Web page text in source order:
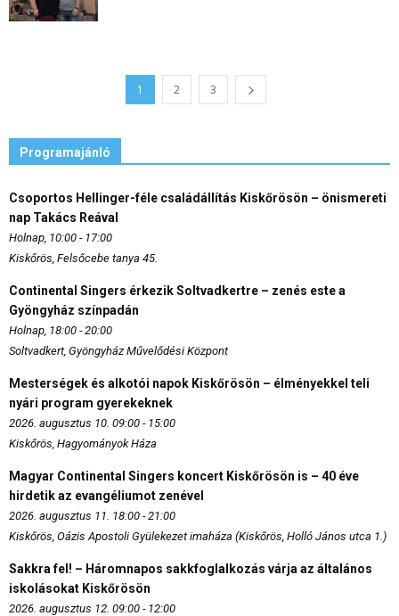
1 2 3
Programajánló
Csoportos Hellinger-féle családállítás Kiskőrösön – önismereti
nap Takács Reával
Holnap, 10:00 - 17:00
Kiskőrös, Felsőcebe tanya 45.
Continental Singers érkezik Soltvadkertre – zenés este a
Gyöngyház színpadán
Holnap, 18:00 - 20:00
Soltvadkert, Gyöngyház Művelődési Központ
Mesterségek és alkotói napok Kiskőrösön – élményekkel teli
nyári program gyerekeknek
2026. augusztus 10. 09:00 - 15:00
Kiskőrös, Hagyományok Háza
Magyar Continental Singers koncert Kiskőrösön is – 40 éve
hirdetik az evangéliumot zenével
2026. augusztus 11. 18:00 - 21:00
Kiskőrös, Oázis Apostoli Gyülekezet imaháza (Kiskőrös, Holló János utca 1.)
Sakkra fel! – Háromnapos sakkfoglalkozás várja az általános
iskolásokat Kiskőrösön
2026. augusztus 12. 09:00 - 12:00